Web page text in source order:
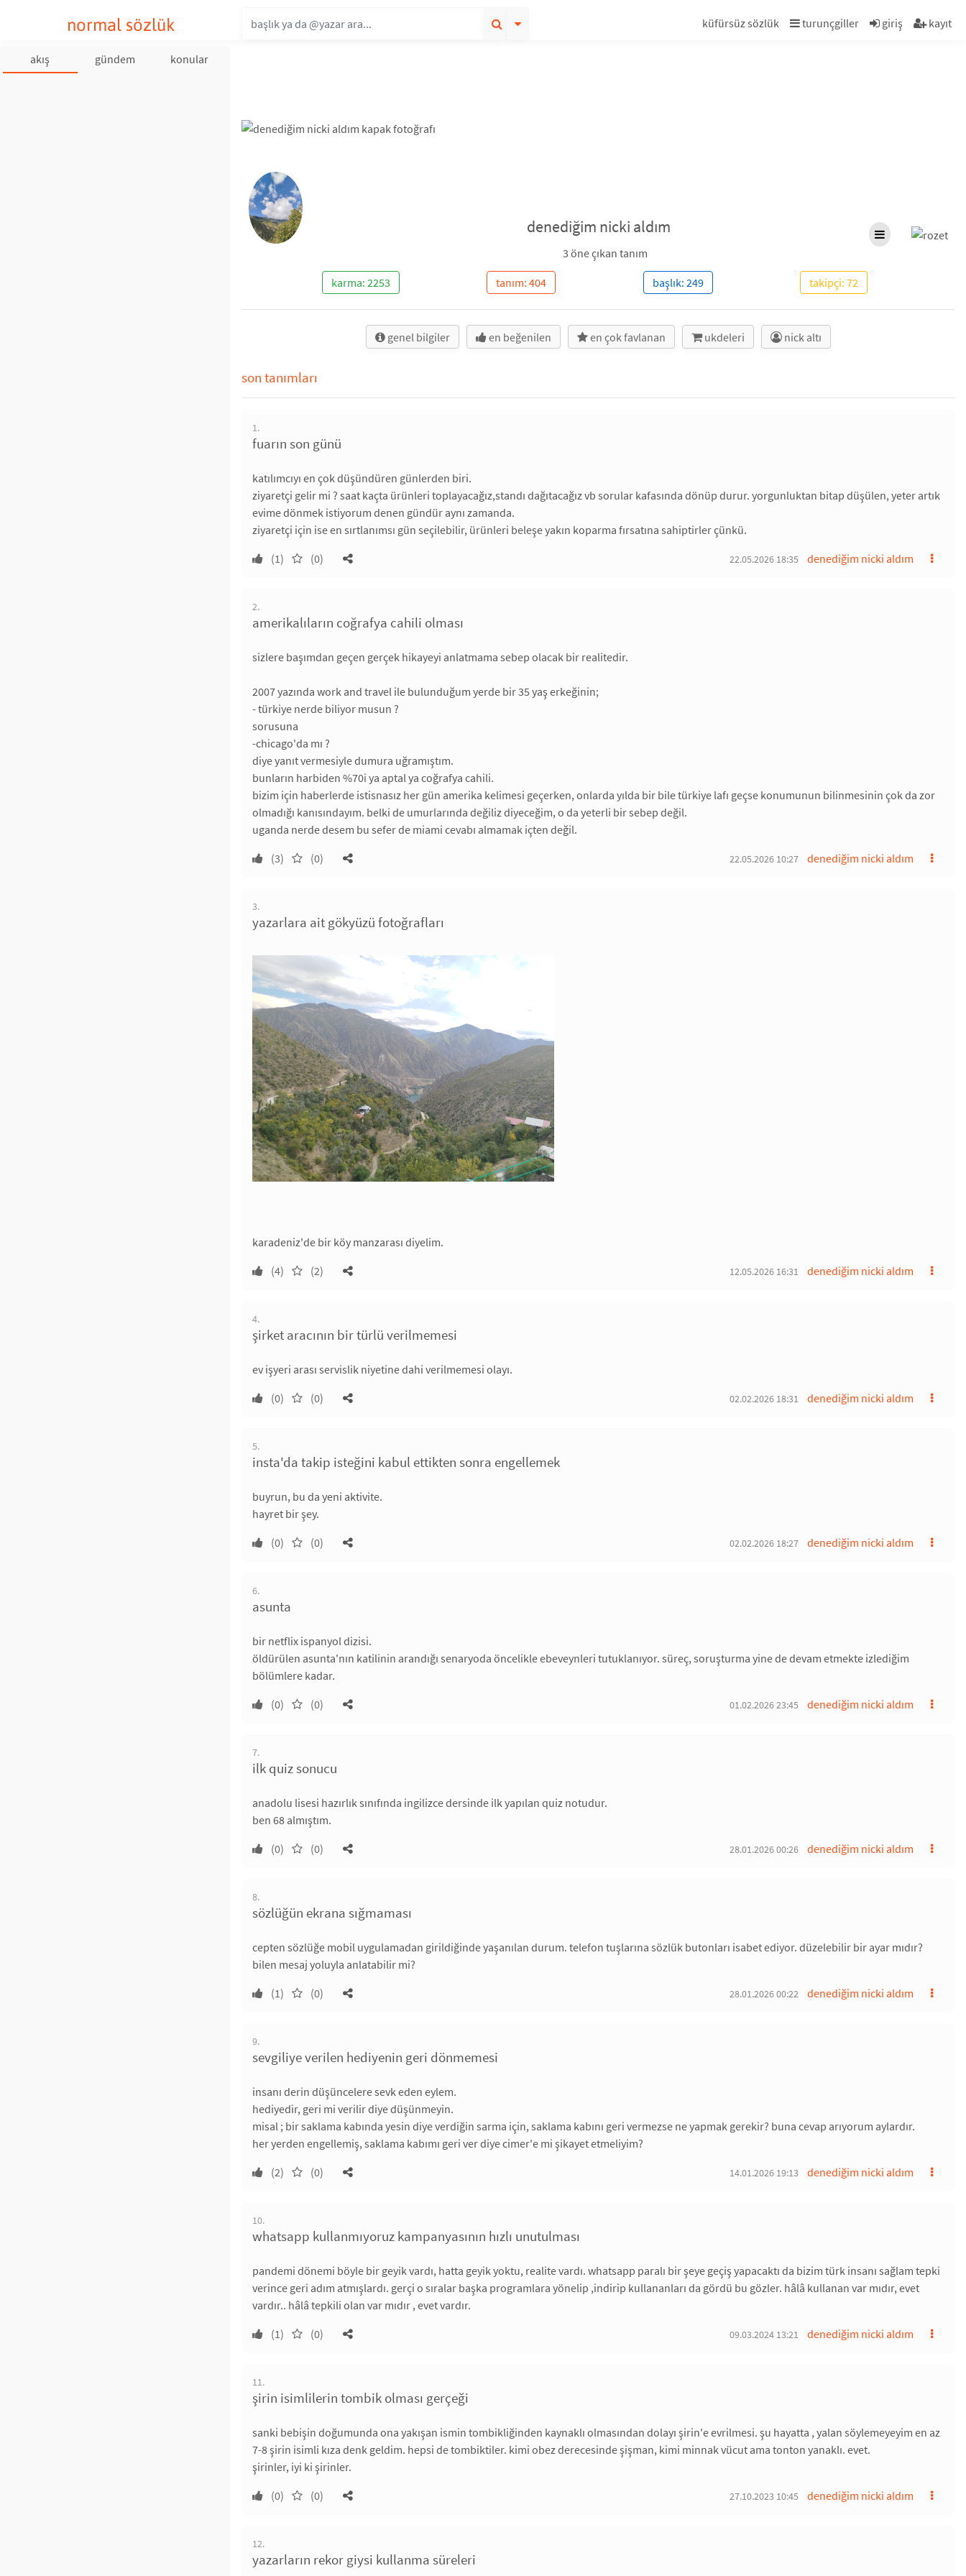
normal sözlük küfürsüz sözlük turunçgiller giriş kayıt
akış gündem konular
denediğim nicki aldım
3 öne çıkan tanım
karma: 2253 tanım: 404 başlık: 249 takipçi: 72
genel bilgiler en beğenilen en çok favlanan ukdeleri nick altı
son tanımları
1.
fuarın son günü
katılımcıyı en çok düşündüren günlerden biri.
ziyaretçi gelir mi ? saat kaçta ürünleri toplayacağız,standı dağıtacağız vb sorular kafasında dönüp durur. yorgunluktan bitap düşülen, yeter artık
evime dönmek istiyorum denen gündür aynı zamanda.
ziyaretçi için ise en sırtlanımsı gün seçilebilir, ürünleri beleşe yakın koparma fırsatına sahiptirler çünkü.
(1)
(0) denediğim nicki aldım
22.05.2026 18:35
2.
amerikalıların coğrafya cahili olması
sizlere başımdan geçen gerçek hikayeyi anlatmama sebep olacak bir realitedir.
2007 yazında work and travel ile bulunduğum yerde bir 35 yaş erkeğinin;
- türkiye nerde biliyor musun ?
sorusuna
-chicago'da mı ?
diye yanıt vermesiyle dumura uğramıştım.
bunların harbiden %70i ya aptal ya coğrafya cahili.
bizim için haberlerde istisnasız her gün amerika kelimesi geçerken, onlarda yılda bir bile türkiye lafı geçse konumunun bilinmesinin çok da zor
olmadığı kanısındayım. belki de umurlarında değiliz diyeceğim, o da yeterli bir sebep değil.
uganda nerde desem bu sefer de miami cevabı almamak içten değil.
(3)
(0) denediğim nicki aldım
22.05.2026 10:27
3.
yazarlara ait gökyüzü fotoğrafları
karadeniz'de bir köy manzarası diyelim.
(4)
(2) denediğim nicki aldım
12.05.2026 16:31
4.
şirket aracının bir türlü verilmemesi
ev işyeri arası servislik niyetine dahi verilmemesi olayı.
(0)
(0) denediğim nicki aldım
02.02.2026 18:31
5.
insta'da takip isteğini kabul ettikten sonra engellemek
buyrun, bu da yeni aktivite.
hayret bir şey.
(0)
(0) denediğim nicki aldım
02.02.2026 18:27
6.
asunta
bir netflix ispanyol dizisi.
öldürülen asunta'nın katilinin arandığı senaryoda öncelikle ebeveynleri tutuklanıyor. süreç, soruşturma yine de devam etmekte izlediğim
bölümlere kadar.
(0)
(0) denediğim nicki aldım
01.02.2026 23:45
7.
ilk quiz sonucu
anadolu lisesi hazırlık sınıfında ingilizce dersinde ilk yapılan quiz notudur.
ben 68 almıştım.
(0)
(0) denediğim nicki aldım
28.01.2026 00:26
8.
sözlüğün ekrana sığmaması
cepten sözlüğe mobil uygulamadan girildiğinde yaşanılan durum. telefon tuşlarına sözlük butonları isabet ediyor. düzelebilir bir ayar mıdır?
bilen mesaj yoluyla anlatabilir mi?
(1)
(0) denediğim nicki aldım
28.01.2026 00:22
9.
sevgiliye verilen hediyenin geri dönmemesi
insanı derin düşüncelere sevk eden eylem.
hediyedir, geri mi verilir diye düşünmeyin.
misal ; bir saklama kabında yesin diye verdiğin sarma için, saklama kabını geri vermezse ne yapmak gerekir? buna cevap arıyorum aylardır.
her yerden engellemiş, saklama kabımı geri ver diye cimer'e mi şikayet etmeliyim?
(2)
(0) denediğim nicki aldım
14.01.2026 19:13
10.
whatsapp kullanmıyoruz kampanyasının hızlı unutulması
pandemi dönemi böyle bir geyik vardı, hatta geyik yoktu, realite vardı. whatsapp paralı bir şeye geçiş yapacaktı da bizim türk insanı sağlam tepki
verince geri adım atmışlardı. gerçi o sıralar başka programlara yönelip ,indirip kullananları da gördü bu gözler. hâlâ kullanan var mıdır, evet
vardır.. hâlâ tepkili olan var mıdır , evet vardır.
(1)
(0) denediğim nicki aldım
09.03.2024 13:21
11.
şirin isimlilerin tombik olması gerçeği
sanki bebişin doğumunda ona yakışan ismin tombikliğinden kaynaklı olmasından dolayı şirin'e evrilmesi. şu hayatta , yalan söylemeyeyim en az
7-8 şirin isimli kıza denk geldim. hepsi de tombiktiler. kimi obez derecesinde şişman, kimi minnak vücut ama tonton yanaklı. evet.
şirinler, iyi ki şirinler.
(0)
(0) denediğim nicki aldım
27.10.2023 10:45
12.
yazarların rekor giysi kullanma süreleri